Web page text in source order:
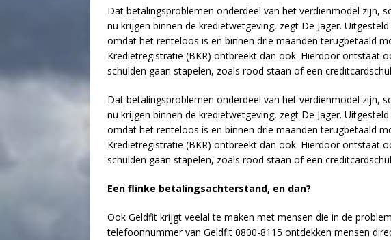
Dat betalingsproblemen onderdeel van het verdienmodel zijn,
nu krijgen binnen de kredietwetgeving, zegt De Jager.
omdat het renteloos is en binnen drie maanden terugbetaald
Kredietregistratie (BKR) ontbreekt dan ook. Hierdoor ontstaat
schulden gaan stapelen, zoals rood staan of een
Dat betalingsproblemen onderdeel van het verdienmodel zijn,
nu krijgen binnen de kredietwetgeving, zegt De Jager.
omdat het renteloos is en binnen drie maanden terugbetaald
Kredietregistratie (BKR) ontbreekt dan ook. Hierdoor ontstaat
schulden gaan stapelen, zoals rood staan of een
Een flinke betalingsachterstand, en dan?
Ook Geldfit krijgt veelal te maken met mensen die in de
telefoonnummer van Geldfit 0800-8115 ontdekken mensen